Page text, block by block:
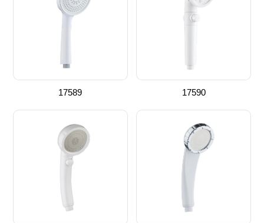
17589 17590